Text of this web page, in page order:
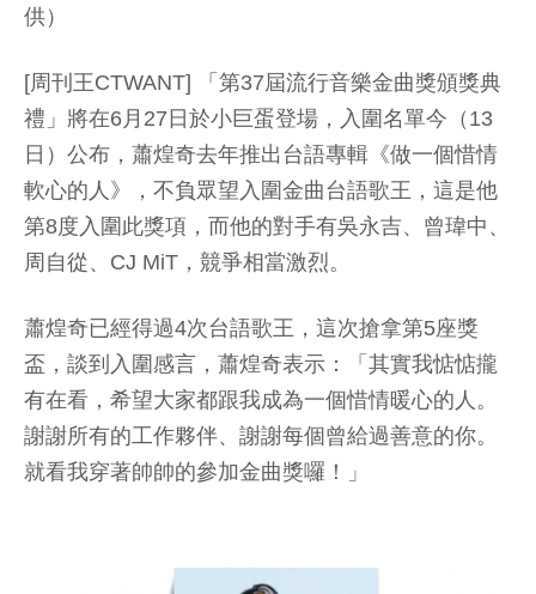
供）
[周刊王CTWANT] 「第37屆流行音樂金曲獎頒獎典
禮」將在6月27日於小巨蛋登場，入圍名單今（13
日）公布，蕭煌奇去年推出台語專輯《做一個惜情
軟心的人》，不負眾望入圍金曲台語歌王，這是他
第8度入圍此獎項，而他的對手有吳永吉、曾瑋中、
周自從、CJ MiT，競爭相當激烈。
蕭煌奇已經得過4次台語歌王，這次搶拿第5座獎
盃，談到入圍感言，蕭煌奇表示：「其實我惦惦攏
有在看，希望大家都跟我成為一個惜情暖心的人。
謝謝所有的工作夥伴、謝謝每個曾給過善意的你。
就看我穿著帥帥的參加金曲獎囉！」